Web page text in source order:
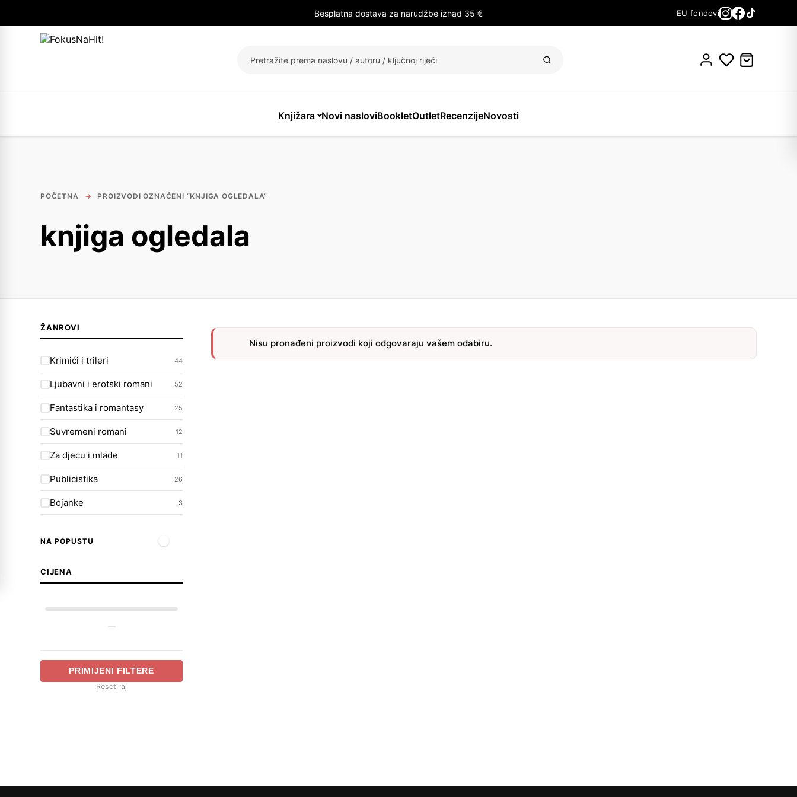
Besplatna dostava za narudžbe iznad 35 € EU fondovi
Knjižara Novi nasloviBookletOutletRecenzijeNovosti
POČETNA → PROIZVODI OZNAČENI “KNJIGA OGLEDALA”
knjiga ogledala
ŽANROVI
Krimići i trileri 44
Ljubavni i erotski romani 52
Fantastika i romantasy 25
Suvremeni romani 12
Za djecu i mlade 11
Publicistika 26
Bojanke 3
NA POPUSTU
CIJENA
—
PRIMIJENI FILTERE
Resetiraj
Nisu pronađeni proizvodi koji odgovaraju vašem odabiru.